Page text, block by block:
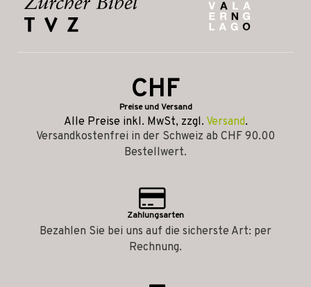
CHF
Preise und Versand
Alle Preise inkl. MwSt, zzgl. Versand.
Versandkostenfrei in der Schweiz ab CHF 90.00
Bestellwert.
Zahlungsarten
Bezahlen Sie bei uns auf die sicherste Art: per
Rechnung.